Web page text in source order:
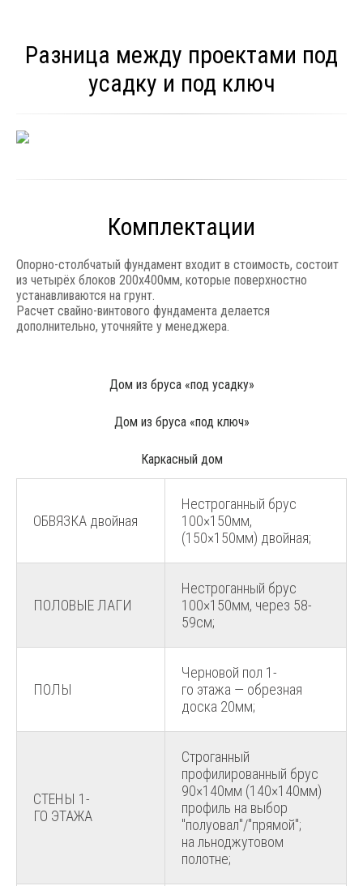
Разница между проектами под
усадку и под ключ
Комплектации
Опорно-столбчатый фундамент входит в стоимость, состоит
из четырёх блоков 200x400мм, которые поверхностно
устанавливаются на грунт.
Расчет свайно-винтового фундамента делается
дополнительно, уточняйте у менеджера.
Дом из бруса «под усадку»
Дом из бруса «под ключ»
Каркасный дом
ОБВЯЗКА двойная
Нестроганный брус
100×150мм,
(150×150мм) двойная;
ПОЛОВЫЕ ЛАГИ
Нестроганный брус
100×150мм, через 58-
59см;
ПОЛЫ
Черновой пол 1-
го этажа — обрезная
доска 20мм;
СТЕНЫ 1-
ГО ЭТАЖА
Строганный
профилированный брус
90×140мм (140×140мм)
профиль на выбор
"полуовал"/"прямой";
на льноджутовом
полотне;